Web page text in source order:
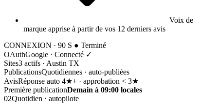
Voix de
marque apprise à partir de vos 12 derniers avis
CONNEXION · 90 S ● Terminé
OAuthGoogle · Connecté ✓
Sites3 actifs · Austin TX
PublicationsQuotidiennes · auto-publiées
AvisRéponse auto 4★+ · approbation < 3★
Première publicationDemain à 09:00 locales
02Quotidien · autopilote